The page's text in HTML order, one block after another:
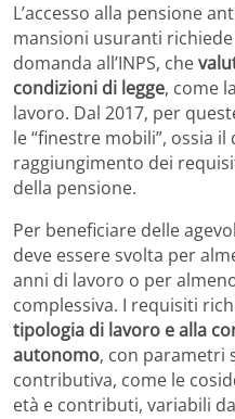
L’accesso alla pensione
mansioni usuranti
domanda all’INPS, che
condizioni di legge, come
lavoro. Dal 2017, per
le “finestre mobili”, ossia
raggiungimento dei
della pensione.
Per beneficiare delle
deve essere svolta per
anni di lavoro o per
complessiva. I requisiti
tipologia di lavoro e alla
autonomo, con parametri
contributiva, come le
età e contributi, variabili